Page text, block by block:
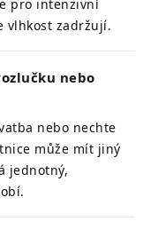
pro intenzivní
vlhkost zadržují.
nebo
nebo nechte
může mít jiný
jednotný,